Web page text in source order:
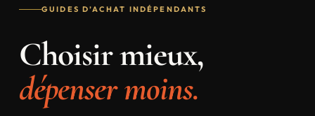
GUIDES D’ACHAT INDÉPENDANTS
Choisir mieux,
dépenser moins.